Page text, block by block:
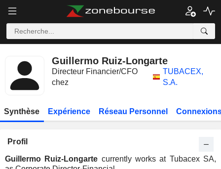
Guillermo Ruiz-Longarte
Directeur Financier/CFO
chez
TUBACEX,
S.A.
Synthèse Expérience Réseau Personnel
Profil
Guillermo Ruiz-Longarte currently works at Tubacex SA,